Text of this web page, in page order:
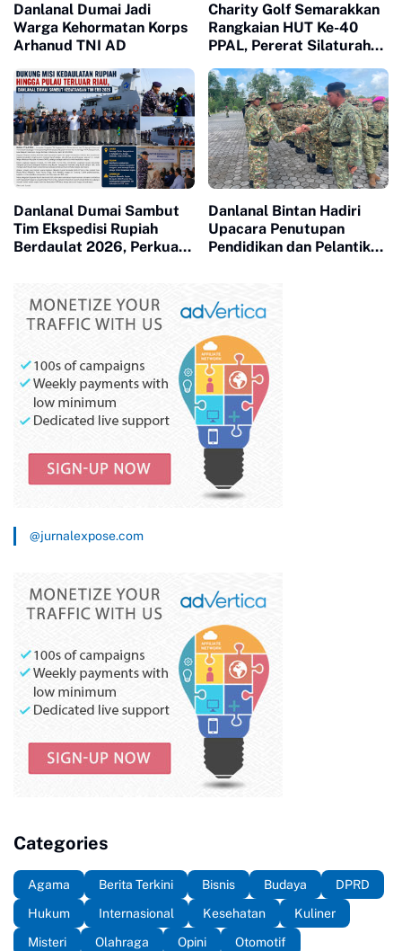
Danlanal Dumai Jadi
Warga Kehormatan Korps
Arhanud TNI AD
Charity Golf Semarakkan
Rangkaian HUT Ke-40
PPAL, Pererat Silaturahmi
Danlanal Dumai Sambut
Tim Ekspedisi Rupiah
Berdaulat 2026, Perkuat
Danlanal Bintan Hadiri
Upacara Penutupan
Pendidikan dan Pelantikan
@jurnalexpose.com
Categories
Agama Berita Terkini Bisnis Budaya
DPRD
Hukum
Internasional Kesehatan
Kuliner
Misteri
Olahraga Opini
Otomotif